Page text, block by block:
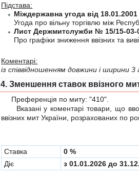
Підстава:
Міждержавна угода від 18.01.2001
Угода про вiльну торгiвлю мiж
Лист Держмитслужби № 15/15-03-
Про графiки зниження ввiзних та
Коментарі:
із співвідношенням довжини і ширини 3
4. Зменшення ставок ввізного
Преференція по миту:"410"
Вказані у коментарі товари, що
ввізних мит України, розрахованих по
Cтавка
0 %
Діє
з 01.01.2026 до